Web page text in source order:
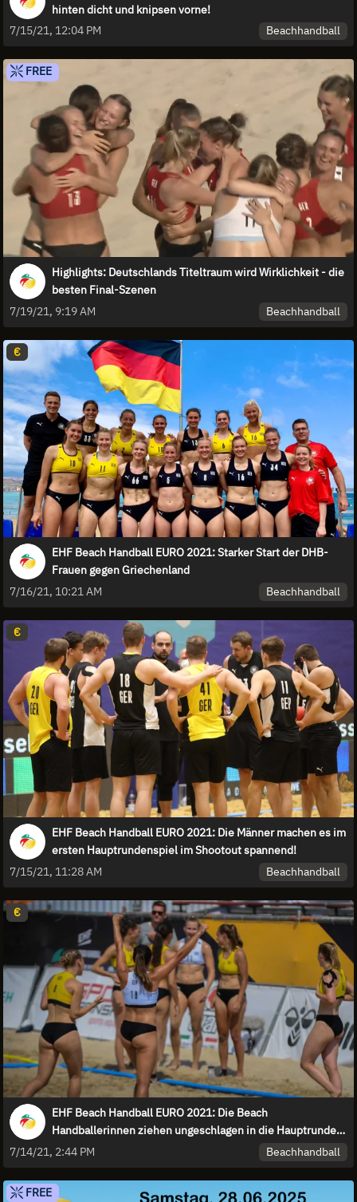
hinten dicht und knipsen vorne!
7/15/21, 12:04 PM
Beachhandball
FREE
Highlights: Deutschlands Titeltraum wird Wirklichkeit - die
besten Final-Szenen
7/19/21, 9:19 AM
Beachhandball
€
EHF Beach Handball EURO 2021: Starker Start der DHB-
Frauen gegen Griechenland
7/16/21, 10:21 AM
Beachhandball
€
EHF Beach Handball EURO 2021: Die Männer machen es im
ersten Hauptrundenspiel im Shootout spannend!
7/15/21, 11:28 AM
Beachhandball
€
EHF Beach Handball EURO 2021: Die Beach
Handballerinnen ziehen ungeschlagen in die Hauptrunde
ein!
7/14/21, 2:44 PM Beachhandball
FREE